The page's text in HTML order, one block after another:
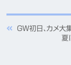
GW初日、カメ大
夏